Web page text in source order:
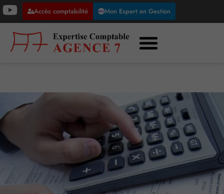
Accès comptabilité Mon Expert en Gestion